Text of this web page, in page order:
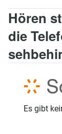
3
Wir über uns
4
Unsere
5
Unterstützen
Hören
die